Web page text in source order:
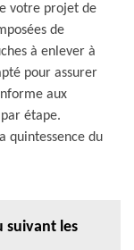
votre projet de
de
à enlever à
pour assurer
aux
étape.
quintessence du
suivant les